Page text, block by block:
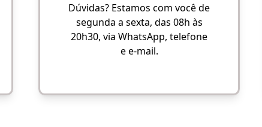
Dúvidas? Estamos com você de
segunda a sexta, das 08h às
20h30, via WhatsApp, telefone
e e-mail.